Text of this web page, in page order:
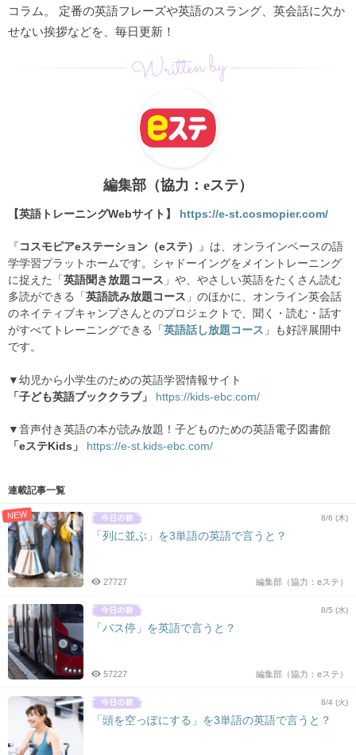
コラム。 定番の英語フレーズや英語のスラング、英会話に欠か
せない挨拶などを、毎日更新！
Written by
編集部（協力：eステ）
【英語トレーニングWebサイト】 https://e-st.cosmopier.com/
『 コスモピアeステーション（eステ）
』は、オンラインベースの語
学学習プラットホームです。シャドーイングをメイントレーニング
に捉えた「 英語聞き放題コース 」や、やさしい英語をたくさん読む
多読ができる「 英語読み放題コース 」のほかに、オンライン英会話
のネイティブキャンプさんとのプロジェクトで、聞く・読む・話す
がすべてトレーニングできる「 英語話し放題コース 」も好評展開中
です。
▼幼児から小学生のための英語学習情報サイト
「子ども英語ブッククラブ」 https://kids-ebc.com/
▼音声付き英語の本が読み放題！子どものための英語電子図書館
「eステKids」
https://e-st.kids-ebc.com/
連載記事一覧
NEW 8/6 (木)
「列に並ぶ」を3単語の英語で言うと？
編集部（協力：eステ）
27727
8/5 (水)
「バス停」を英語で言うと？
編集部（協力：eステ）
57227
8/4 (火)
「頭を空っぽにする」を3単語の英語で言うと？